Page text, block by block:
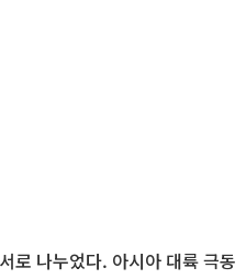
로 나누었다. 아시아 대륙 극동